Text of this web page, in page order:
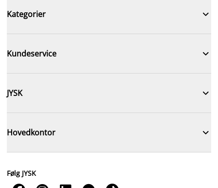
Kategorier 
Kundeservice 
JYSK 
Hovedkontor 
Følg JYSK